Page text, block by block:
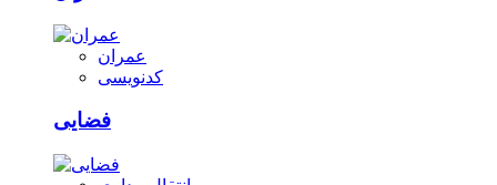
عمران
کدنویسی
فضایی